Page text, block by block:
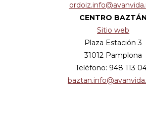
CENTRO BAZTÁN
Sitio web
Plaza Estación 3
31012 Pamplona
Teléfono: 948 113